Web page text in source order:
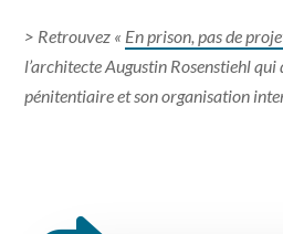
> Retrouvez « En prison, pas de
l’architecte Augustin Rosenstiehl qui
pénitentiaire et son organisation